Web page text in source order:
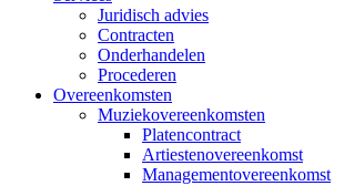
Juridisch advies
Contracten
Onderhandelen
Procederen
Overeenkomsten
Muziekovereenkomsten
Platencontract
Artiestenovereenkomst
Managementovereenkomst